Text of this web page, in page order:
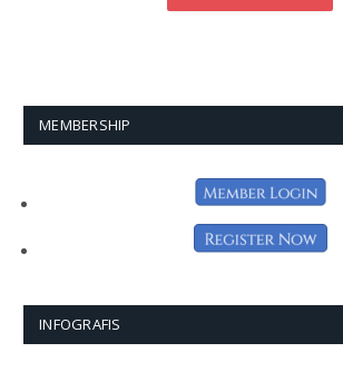
MEMBERSHIP
INFOGRAFIS